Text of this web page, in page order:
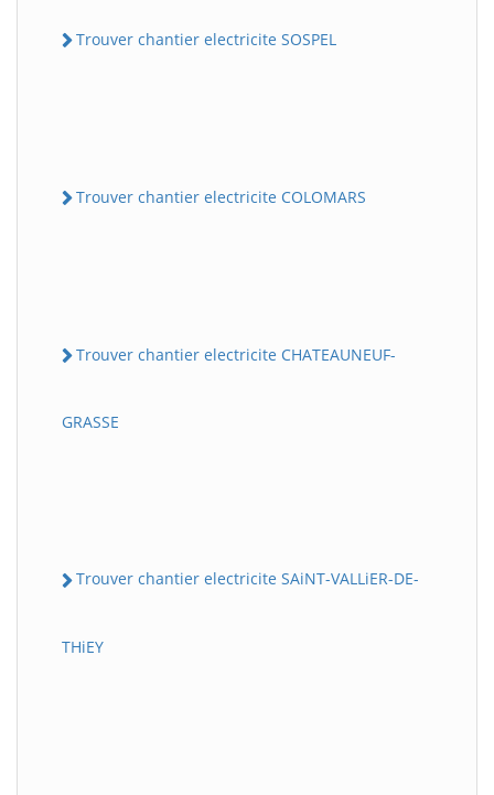
Trouver chantier electricite SOSPEL
Trouver chantier electricite COLOMARS
Trouver chantier electricite CHATEAUNEUF-
GRASSE
Trouver chantier electricite SAiNT-VALLiER-DE-
THiEY